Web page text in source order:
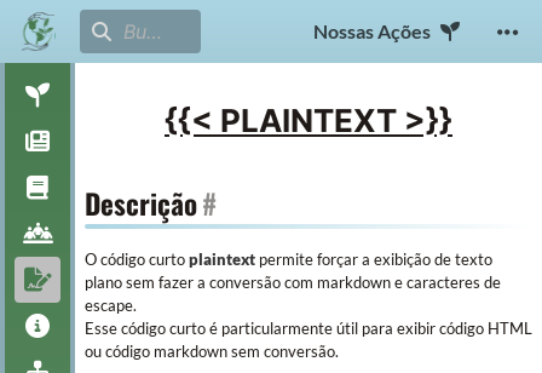
Nossas Ações
{{< PLAINTEXT >}}
Descrição#
O código curtoplaintext permite forçar a exibição de texto
plano sem fazer a conversão com markdown e caracteres de
escape.
Esse código curto é particularmente útil para exibir código HTML
ou código markdown sem conversão.